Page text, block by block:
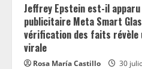
Jeffrey Epstein est-il
publicitaire Meta Smart
vérification des faits révèle
virale
Rosa María Castillo 30